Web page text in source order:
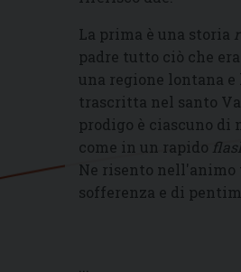
La prima è una storia
padre tutto ciò che
una regione lontana e
trascritta nel santo
prodigo è ciascuno di
come in un rapido
Ne risento
sofferenza e di